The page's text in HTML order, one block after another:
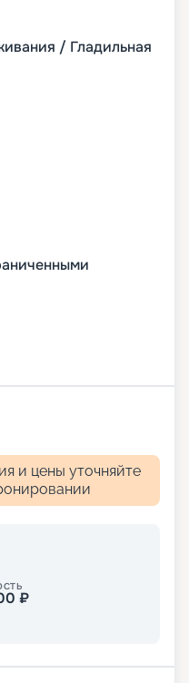
/ Гладильная
и цены уточняйте
₽